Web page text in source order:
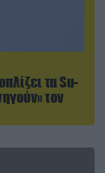
τα Su-
τον